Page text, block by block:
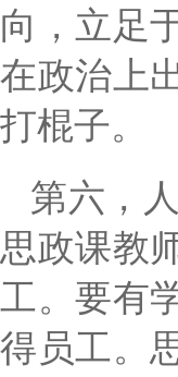
向，立足
在政治上
打棍子。
第六，
思政课教
工。要有
得员工。